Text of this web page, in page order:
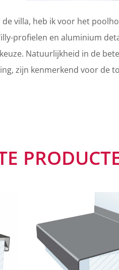
villa, heb ik voor het
profielen en aluminium
Natuurlijkheid in de
zijn kenmerkend voor de